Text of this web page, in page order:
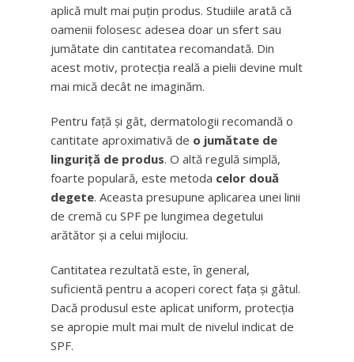
aplică mult mai puțin produs. Studiile arată că
oamenii folosesc adesea doar un sfert sau
jumătate din cantitatea recomandată. Din
acest motiv, protecția reală a pielii devine mult
mai mică decât ne imaginăm.
Pentru față și gât, dermatologii recomandă o
cantitate aproximativă de o jumătate de
linguriță de produs. O altă regulă simplă,
foarte populară, este metoda celor două
degete. Aceasta presupune aplicarea unei linii
de cremă cu SPF pe lungimea degetului
arătător și a celui mijlociu.
Cantitatea rezultată este, în general,
suficientă pentru a acoperi corect fața și gâtul.
Dacă produsul este aplicat uniform, protecția
se apropie mult mai mult de nivelul indicat de
SPF.